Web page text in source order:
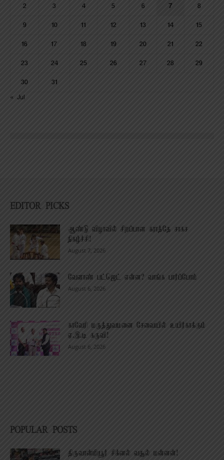
2 3 4 5 6 7 8
9 10 11 12 13 14 15
16 17 18 19 20 21 22
23 24 25 26 27 28 29
30
31
« Jul
EDITOR PICKS
ஆண்டு விழாவில் சிறப்பான கராத்தே சாகச
நிகழ்ச்சி!
August 7, 2026
வேளாண் பட்ஜெட் என்ன? வாங்க பார்ப்போம்
August 6, 2026
காவேரி மருத்துவமனை சேவையில் உயிர்காக்கும்
ஏ.இ.டி கருவி!
August 6, 2026
POPULAR POSTS
திருவான்மியூர் சிக்னல் வசூல் மன்னன்!